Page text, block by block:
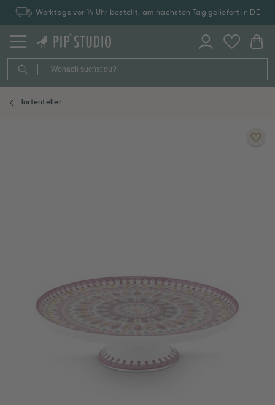
Werktags vor 14 Uhr bestellt, am nächsten Tag geliefert in DE
Tortenteller